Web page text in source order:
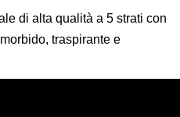
di alta qualità a 5 strati con
traspirante e